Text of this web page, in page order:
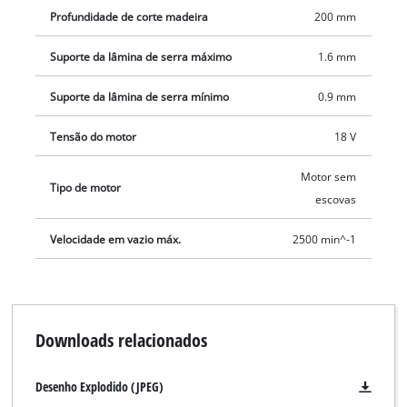
Profundidade de corte madeira 200 mm
Suporte da lâmina de serra máximo 1.6 mm
Suporte da lâmina de serra mínimo 0.9 mm
Tensão do motor 18 V
Tipo de motor
Motor sem
escovas
Velocidade em vazio máx. 2500 min^-1
Downloads relacionados
Desenho Explodido (JPEG)